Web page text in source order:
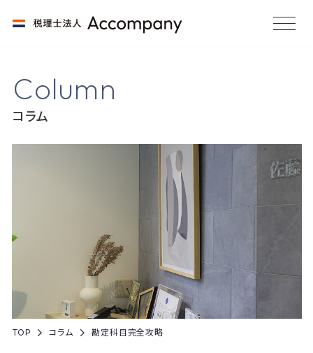
Column
コラム
TOP コラム 勘定科目完全攻略